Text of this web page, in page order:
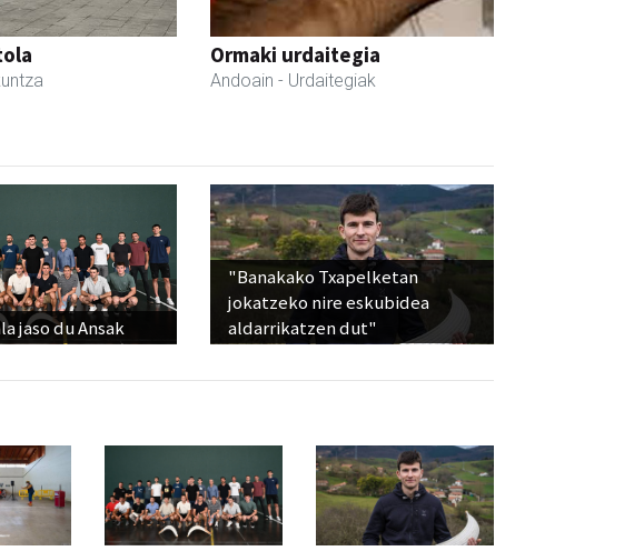
Ormaki urdaitegia
Andoain - Urdaitegiak
jaso du Ansak
"Banakako Txapelketan
jokatzeko nire eskubidea
aldarrikatzen dut"